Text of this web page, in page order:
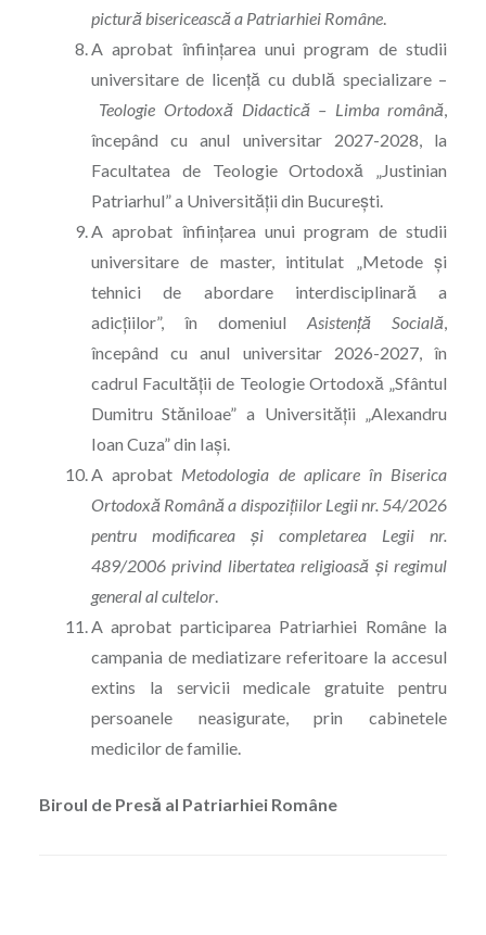
pictură bisericească a Patriarhiei Române.
A aprobat înființarea unui program de studii
universitare de licență cu dublă specializare –
Teologie Ortodoxă Didactică – Limba română,
începând cu anul universitar 2027-2028, la
Facultatea de Teologie Ortodoxă „Justinian
Patriarhul” a Universității din București.
A aprobat înființarea unui program de studii
universitare de master, intitulat „Metode și
tehnici de abordare interdisciplinară a
adicțiilor”, în domeniulAsistență Socială,
începând cu anul universitar 2026-2027, în
cadrul Facultății de Teologie Ortodoxă „Sfântul
Dumitru Stăniloae” a Universității „Alexandru
Ioan Cuza” din Iași.
A aprobat Metodologia de aplicare în Biserica
Ortodoxă Română a dispozițiilor Legii nr. 54/2026
pentru modificarea și completarea Legii nr.
489/2006 privind libertatea religioasă și regimul
general al cultelor.
A aprobat participarea Patriarhiei Române la
campania de mediatizare referitoare la accesul
extins la servicii medicale gratuite pentru
persoanele neasigurate, prin cabinetele
medicilor de familie.
Biroul de Presă al Patriarhiei Române